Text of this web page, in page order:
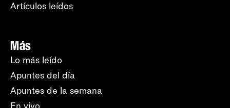
Artículos leídos
Más
Lo más leído
Apuntes del día
Apuntes de la semana